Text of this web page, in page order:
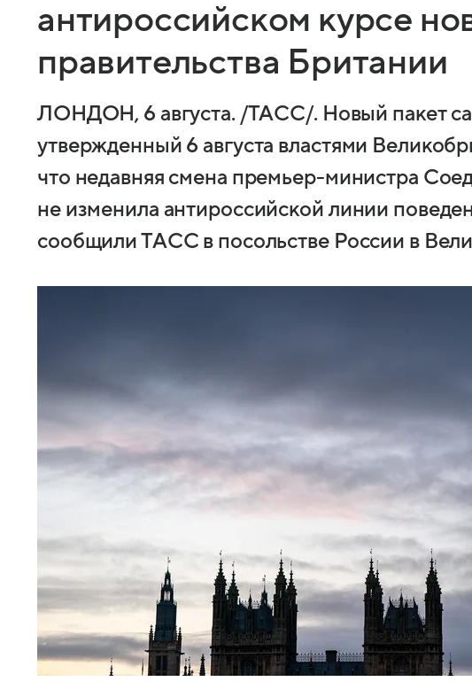
антироссийском курсе
правительства Британии
ЛОНДОН, 6 августа. /ТАСС/. Новый пакет
утвержденный 6 августа властями
что недавняя смена премьер-министра
не изменила антироссийской линии
сообщили ТАСС в посольстве России в